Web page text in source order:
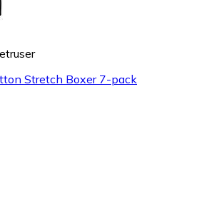
Stretch Boxer 7-pack